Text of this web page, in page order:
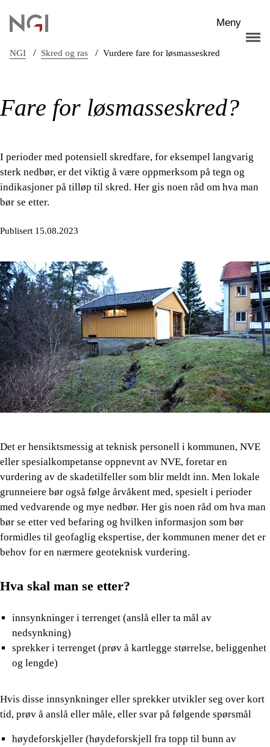
Meny
NGI / Skred og ras / Vurdere fare for løsmasseskred
Fare for løsmasseskred?
I perioder med potensiell skredfare, for eksempel langvarig
sterk nedbør, er det viktig å være oppmerksom på tegn og
indikasjoner på tilløp til skred. Her gis noen råd om hva man
bør se etter.
Publisert 15.08.2023
Det er hensiktsmessig at teknisk personell i kommunen, NVE
eller spesialkompetanse oppnevnt av NVE, foretar en
vurdering av de skadetilfeller som blir meldt inn. Men lokale
grunneiere bør også følge årvåkent med, spesielt i perioder
med vedvarende og mye nedbør. Her gis noen råd om hva man
bør se etter ved befaring og hvilken informasjon som bør
formidles til geofaglig ekspertise, der kommunen mener det er
behov for en nærmere geoteknisk vurdering.
Hva skal man se etter?
innsynkninger i terrenget (anslå eller ta mål av
nedsynkning)
sprekker i terrenget (prøv å kartlegge størrelse, beliggenhet
og lengde)
Hvis disse innsynkninger eller sprekker utvikler seg over kort
tid, prøv å anslå eller måle, eller svar på følgende spørsmål
høydeforskjeller (høydeforskjell fra topp til bunn av